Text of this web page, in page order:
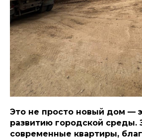
Это не просто новый дом —
развитию городской среды.
современные квартиры,